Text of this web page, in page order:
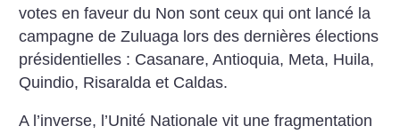
votes en faveur du Non sont ceux qui ont lancé la
campagne de Zuluaga lors des dernières élections
présidentielles : Casanare, Antioquia, Meta, Huila,
Quindio, Risaralda et Caldas.
A l’inverse, l’Unité Nationale vit une fragmentation